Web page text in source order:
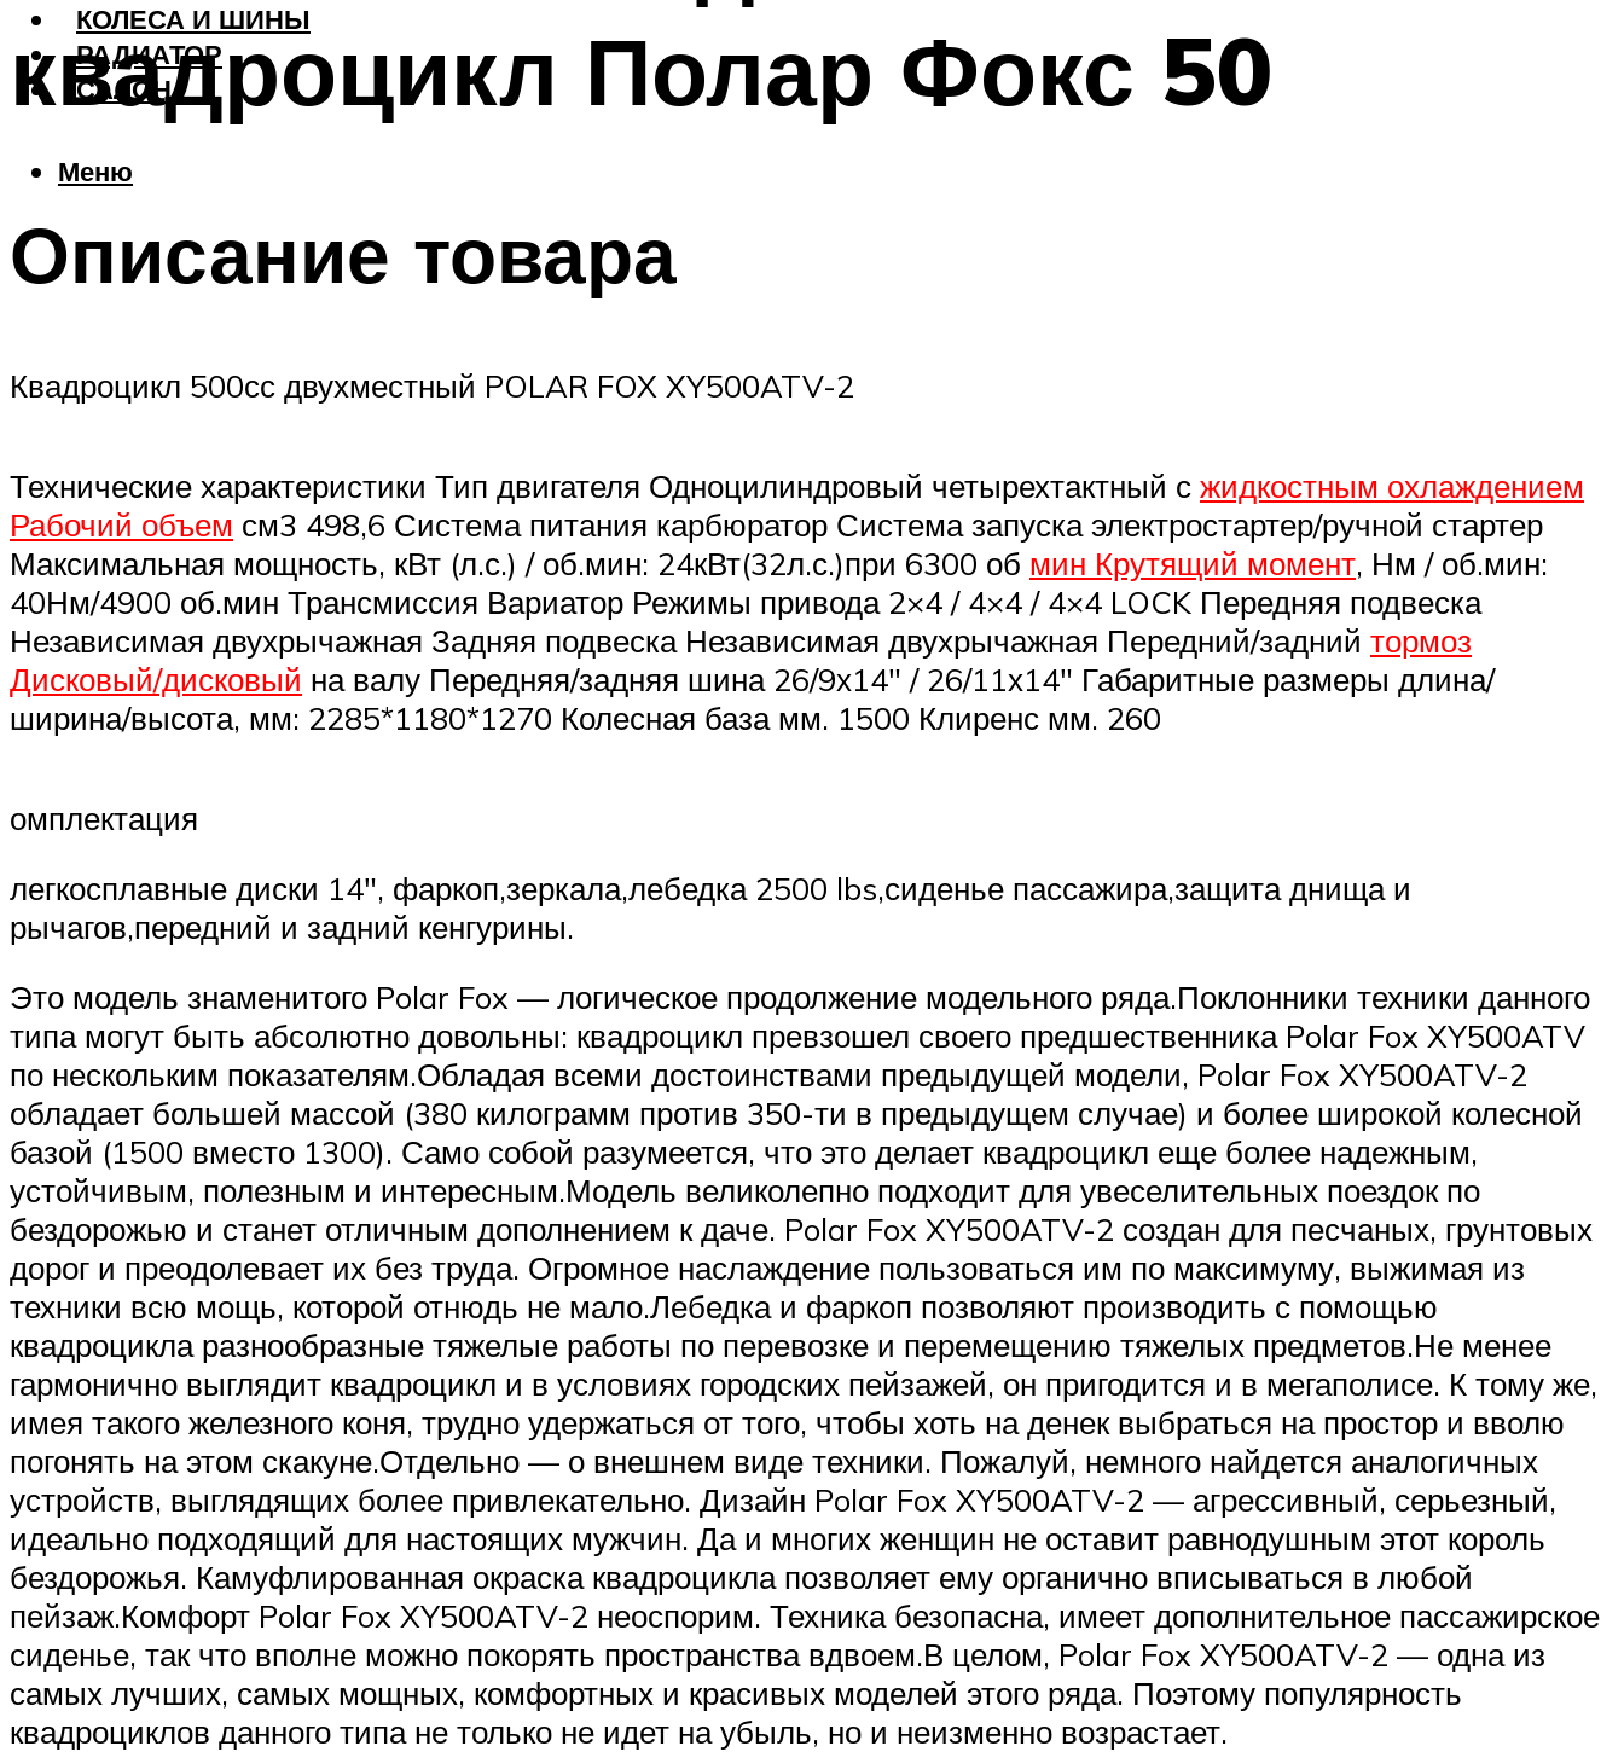
КОЛЕСА И ШИНЫ
РАДИАТОР
САЛОН
Меню
квадроцикл Полар Фокс 50
Описание товара
Квадроцикл 500сс двухместный POLAR FOX XY500ATV-2
Технические характеристики Тип двигателя Одноцилиндровый четырехтактный с жидкостным охлаждением
Рабочий объем см3 498,6 Система питания карбюратор Система запуска электростартер/ручной стартер
Максимальная мощность, кВт (л.с.) / об.мин: 24кВт(32л.с.)при 6300 об мин Крутящий момент, Нм / об.мин:
40Нм/4900 об.мин Трансмиссия Вариатор Режимы привода 2×4 / 4×4 / 4×4 LOCK Передняя подвеска
Независимая двухрычажная Задняя подвеска Независимая двухрычажная Передний/задний тормоз
Дисковый/дисковый на валу Передняя/задняя шина 26/9х14″ / 26/11х14″ Габаритные размеры длина/
ширина/высота, мм: 2285*1180*1270 Колесная база мм. 1500 Клиренс мм. 260
омплектация
легкосплавные диски 14″, фаркоп,зеркала,лебедка 2500 lbs,сиденье пассажира,защита днища и
рычагов,передний и задний кенгурины.
Это модель знаменитого Polar Fox — логическое продолжение модельного ряда.Поклонники техники данного
типа могут быть абсолютно довольны: квадроцикл превзошел своего предшественника Polar Fox XY500ATV
по нескольким показателям.Обладая всеми достоинствами предыдущей модели, Polar Fox XY500ATV-2
обладает большей массой (380 килограмм против 350-ти в предыдущем случае) и более широкой колесной
базой (1500 вместо 1300). Само собой разумеется, что это делает квадроцикл еще более надежным,
устойчивым, полезным и интересным.Модель великолепно подходит для увеселительных поездок по
бездорожью и станет отличным дополнением к даче. Polar Fox XY500ATV-2 создан для песчаных, грунтовых
дорог и преодолевает их без труда. Огромное наслаждение пользоваться им по максимуму, выжимая из
техники всю мощь, которой отнюдь не мало.Лебедка и фаркоп позволяют производить с помощью
квадроцикла разнообразные тяжелые работы по перевозке и перемещению тяжелых предметов.Не менее
гармонично выглядит квадроцикл и в условиях городских пейзажей, он пригодится и в мегаполисе. К тому же,
имея такого железного коня, трудно удержаться от того, чтобы хоть на денек выбраться на простор и вволю
погонять на этом скакуне.Отдельно — о внешнем виде техники. Пожалуй, немного найдется аналогичных
устройств, выглядящих более привлекательно. Дизайн Polar Fox XY500ATV-2 — агрессивный, серьезный,
идеально подходящий для настоящих мужчин. Да и многих женщин не оставит равнодушным этот король
бездорожья. Камуфлированная окраска квадроцикла позволяет ему органично вписываться в любой
пейзаж.Комфорт Polar Fox XY500ATV-2 неоспорим. Техника безопасна, имеет дополнительное пассажирское
сиденье, так что вполне можно покорять пространства вдвоем.В целом, Polar Fox XY500ATV-2 — одна из
самых лучших, самых мощных, комфортных и красивых моделей этого ряда. Поэтому популярность
квадроциклов данного типа не только не идет на убыль, но и неизменно возрастает.